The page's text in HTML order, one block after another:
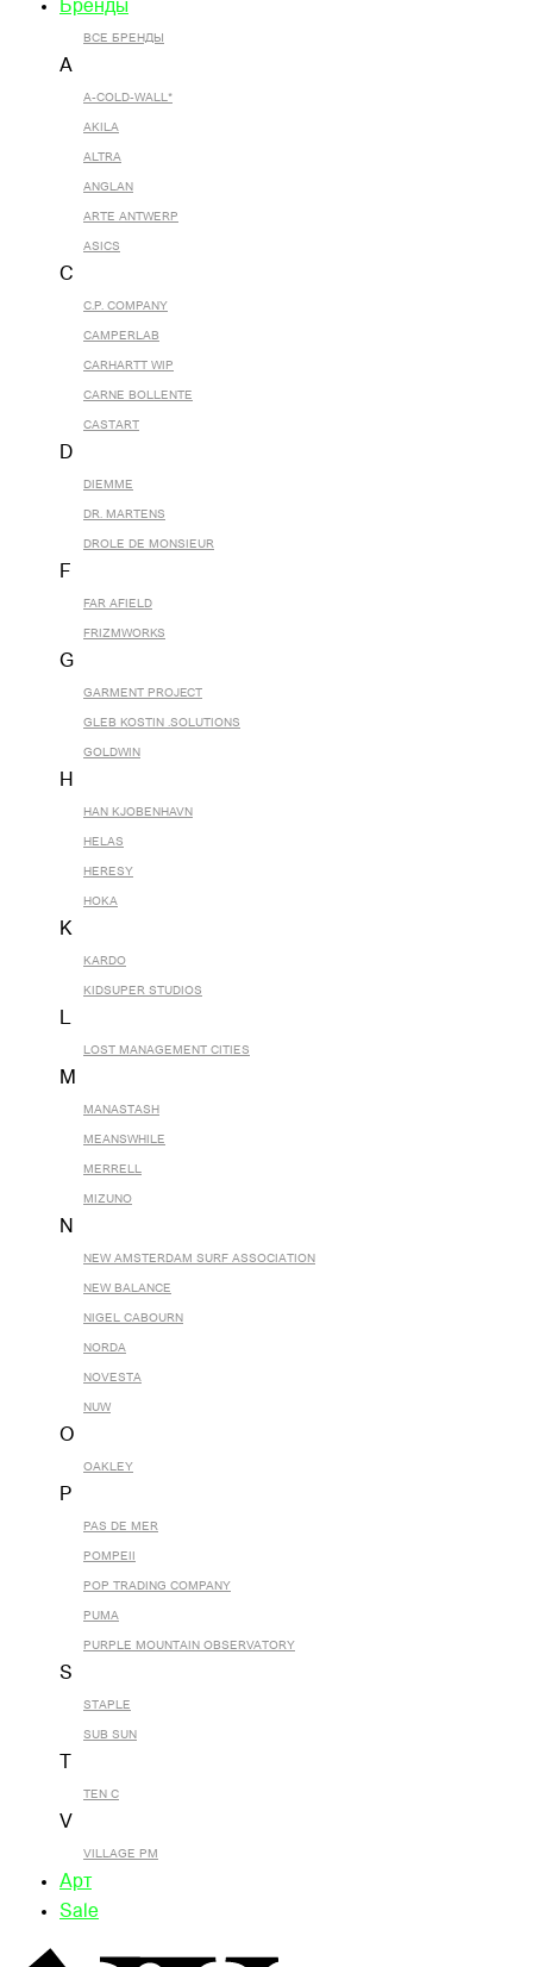
Бренды
ВСЕ БРЕНДЫ
A
A-COLD-WALL*
AKILA
ALTRA
ANGLAN
ARTE ANTWERP
ASICS
C
C.P. COMPANY
CAMPERLAB
CARHARTT WIP
CARNE BOLLENTE
CASTART
D
DIEMME
DR. MARTENS
DROLE DE MONSIEUR
F
FAR AFIELD
FRIZMWORKS
G
GARMENT PROJECT
GLEB KOSTIN .SOLUTIONS
GOLDWIN
H
HAN KJOBENHAVN
HELAS
HERESY
HOKA
K
KARDO
KIDSUPER STUDIOS
L
LOST MANAGEMENT CITIES
M
MANASTASH
MEANSWHILE
MERRELL
MIZUNO
N
NEW AMSTERDAM SURF ASSOCIATION
NEW BALANCE
NIGEL CABOURN
NORDA
NOVESTA
NUW
O
OAKLEY
P
PAS DE MER
POMPEII
POP TRADING COMPANY
PUMA
PURPLE MOUNTAIN OBSERVATORY
S
STAPLE
SUB SUN
TEN C
V
VILLAGE PM
Арт
Sale